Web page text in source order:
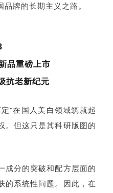
牌的长期主义之路。
品重磅上市
抗老新纪元
”在国人美白领域筑就起
。但这只是其科研版图的
成分的突破和配方层面的
的系统性问题。因此，在